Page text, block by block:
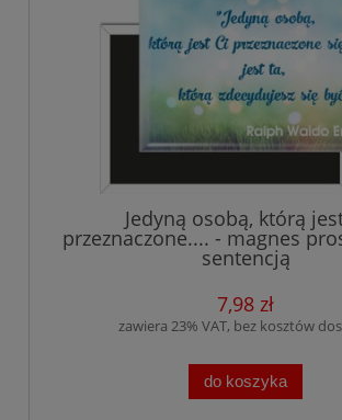
Jedyną osobą, którą
przeznaczone.... - magnes
sentencją
7,98 zł
zawiera 23% VAT, bez kosztów
do koszyka